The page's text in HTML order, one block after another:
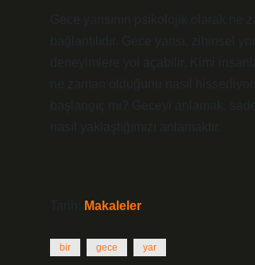
Gece yarısının psikolojik olarak
bağlantılıdır. Gece yarısı,
deneyimlere yol açabilir. Kimi
ne zaman olduğunu nasıl
başlangıç mı? Geceyi anlamak,
nasıl yaklaştığımızı anlamaktır.
Tarih: Makaleler
bir gece yar